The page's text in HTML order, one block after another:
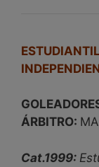
ÁRBITRO:
Cat.1999: